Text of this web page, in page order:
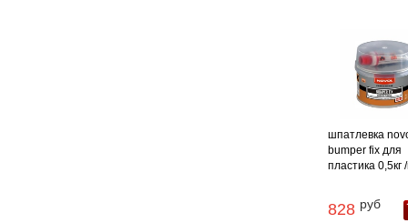
шпатлевка
bumper fix для
пластика 0,5кг
828 руб